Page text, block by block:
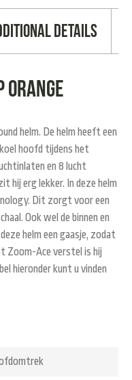
Details
orange
helm. De helm heeft een
hoofd tijdens het
en 8 lucht
hij erg lekker. In deze helm
Dit zorgt voor een
Ook wel de binnen en
helm een gaasje, zodat
Zoom-Ace verstel is hij
hieronder kunt u vinden